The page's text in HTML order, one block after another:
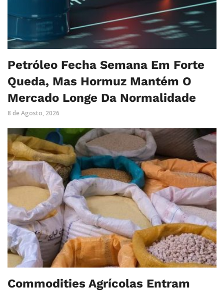
Petróleo Fecha Semana Em Forte
Queda, Mas Hormuz Mantém O
Mercado Longe Da Normalidade
8 de Agosto, 2026
Commodities Agrícolas Entram